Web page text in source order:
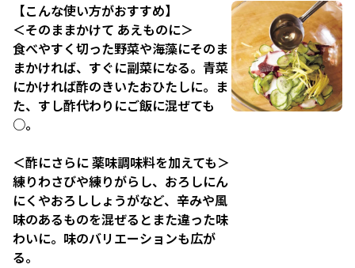
【こんな使い方がおすすめ】
＜そのままかけて あえものに＞
食べやすく切った野菜や海藻にそのま
まかければ、すぐに副菜になる。青菜
にかければ酢のきいたおひたしに。ま
た、すし酢代わりにご飯に混ぜても
○。
＜酢にさらに 薬味調味料を加えても＞
練りわさびや練りがらし、おろしにん
にくやおろししょうがなど、辛みや風
味のあるものを混ぜるとまた違った味
わいに。味のバリエーションも広が
る。